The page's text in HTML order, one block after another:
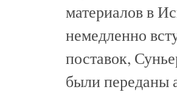
материалов в
немедленно
поставок,
были переданы